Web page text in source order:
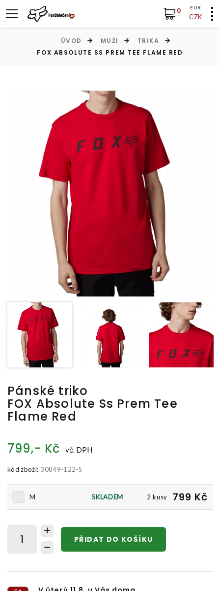
EUR
CZK
0
ÚVOD MUŽI
TRIKA
FOX ABSOLUTE SS PREM TEE FLAME RED
Pánské triko
FOX Absolute Ss Prem Tee
Flame Red
799,- Kč
vč. DPH
kód zboží: 30849-122-S
M SKLADEM 2 kusy 799 Kč
PŘIDAT DO KOŠÍKU